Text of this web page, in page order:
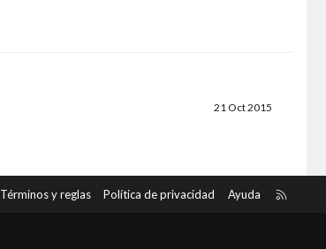
21 Oct 2015
Términos y reglas Política de privacidad Ayuda